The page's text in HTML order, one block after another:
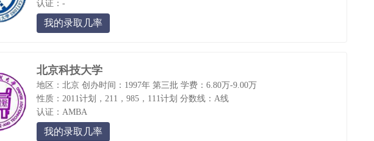
认证：-
我的录取几率
北京科技大学
地区：北京 创办时间：1997年 第三批 学费：6.80万-9.00万
性质：2011计划，211，985，111计划 分数线：A线
认证：AMBA
我的录取几率